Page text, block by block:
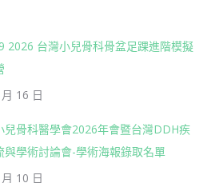
2026 台灣小兒骨科骨盆足踝進階模擬
16 日
兒骨科醫學會2026年會暨台灣DDH疾
與學術討論會-學術海報錄取名單
10 日